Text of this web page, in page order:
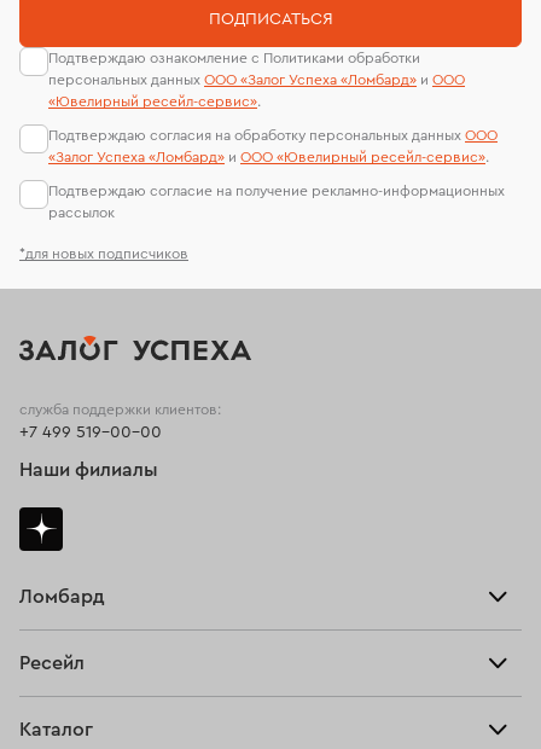
*для новых подписчиков
ПОДПИСАТЬСЯ
Подтверждаю ознакомление с Политиками обработки
персональных данных ООО «Залог Успеха «Ломбард» и ООО
«Ювелирный ресейл-сервиc».
Подтверждаю согласия на обработку персональных данных ООО
«Залог Успеха «Ломбард» и ООО «Ювелирный ресейл-сервиc».
Подтверждаю согласие на получение рекламно-информационных
рассылок
Ломбард
Тарифы
Ресейл
Каталог
служба поддержки клиентов:
+7 499 519-00-00
Наши филиалы